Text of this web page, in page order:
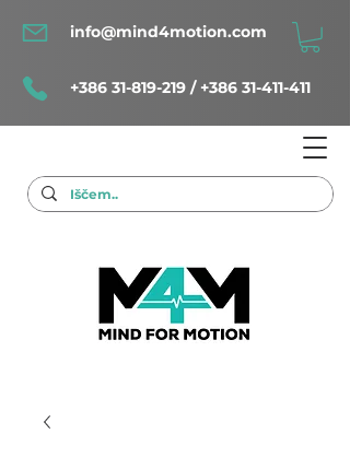
info@mind4motion.com
+386 31-819-219 / +386 31-411-411